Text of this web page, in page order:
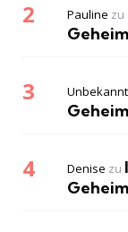
Pauline zu
Denise zu